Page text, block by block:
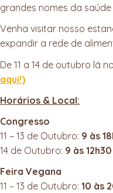
grandes nomes da
Venha visitar nosso
expandir a rede de
De 11 a 14 de outubro lá
aqui!)
Horários & Local:
Congresso
11 – 13 de Outubro: 9 às
14 de Outubro: 9 às 12h30
Feira Vegana
11 – 13 de Outubro: 10 às